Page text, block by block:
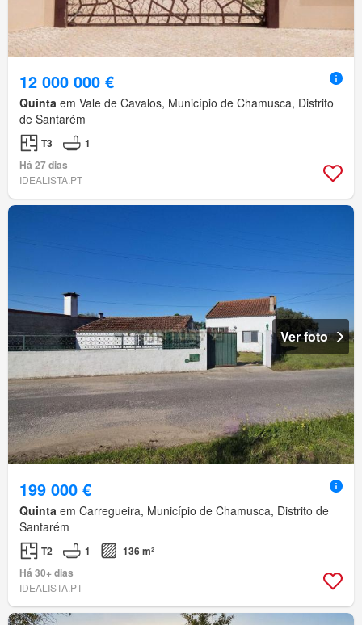
12 000 000 €
Quinta em Vale de Cavalos, Município de Chamusca, Distrito
de Santarém
T3
1
Há 27 dias
IDEALISTA.PT
Ver foto
199 000 €
Quinta em Carregueira, Município de Chamusca, Distrito de
Santarém
T2 1
136 m²
Há 30+ dias
IDEALISTA.PT